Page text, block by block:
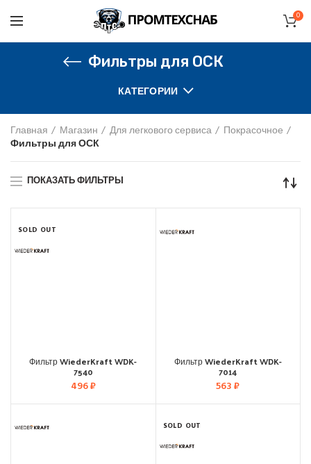
0
Фильтры для ОСК
КАТЕГОРИИ
Главная Магазин Для легкового сервиса
Покрасочное
Фильтры для ОСК
ПОКАЗАТЬ ФИЛЬТРЫ
SOLD OUT
Фильтр WiederKraft WDK-
7540
496₽
Фильтр WiederKraft WDK-
7014
563₽
SOLD OUT